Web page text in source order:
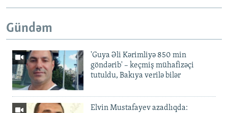
Gündəm
'Guya Əli Kərimliyə 850 min
göndərib' – keçmiş mühafizəçi
tutuldu, Bakıya verilə bilər
Elvin Mustafayev azadlıqda: